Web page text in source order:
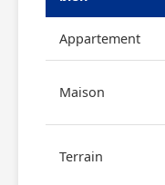
Appartement
Maison
Terrain